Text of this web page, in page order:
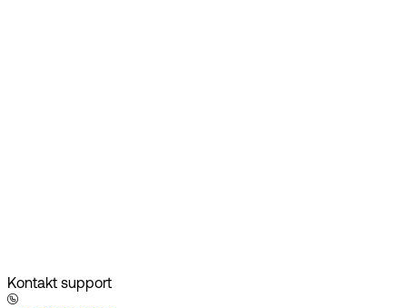
Kontakt support